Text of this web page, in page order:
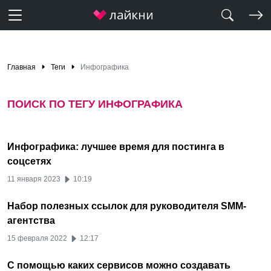
Главная Теги Инфографика
ПОИСК ПО ТЕГУ ИНФОГРАФИКА
Инфографика: лучшее время для постинга в
соцсетях
11 января 2023 10:19
Набор полезных ссылок для руководителя SMM-
агентства
15 февраля 2022 12:17
С помощью каких сервисов можно создавать